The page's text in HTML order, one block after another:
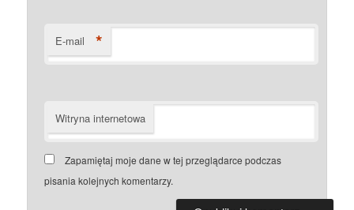
E-mail *
Witryna internetowa
Zapamiętaj moje dane w tej przeglądarce podczas
pisania kolejnych komentarzy.